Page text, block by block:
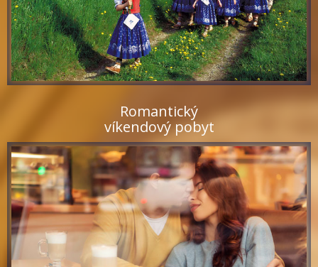
Romantický
víkendový pobyt